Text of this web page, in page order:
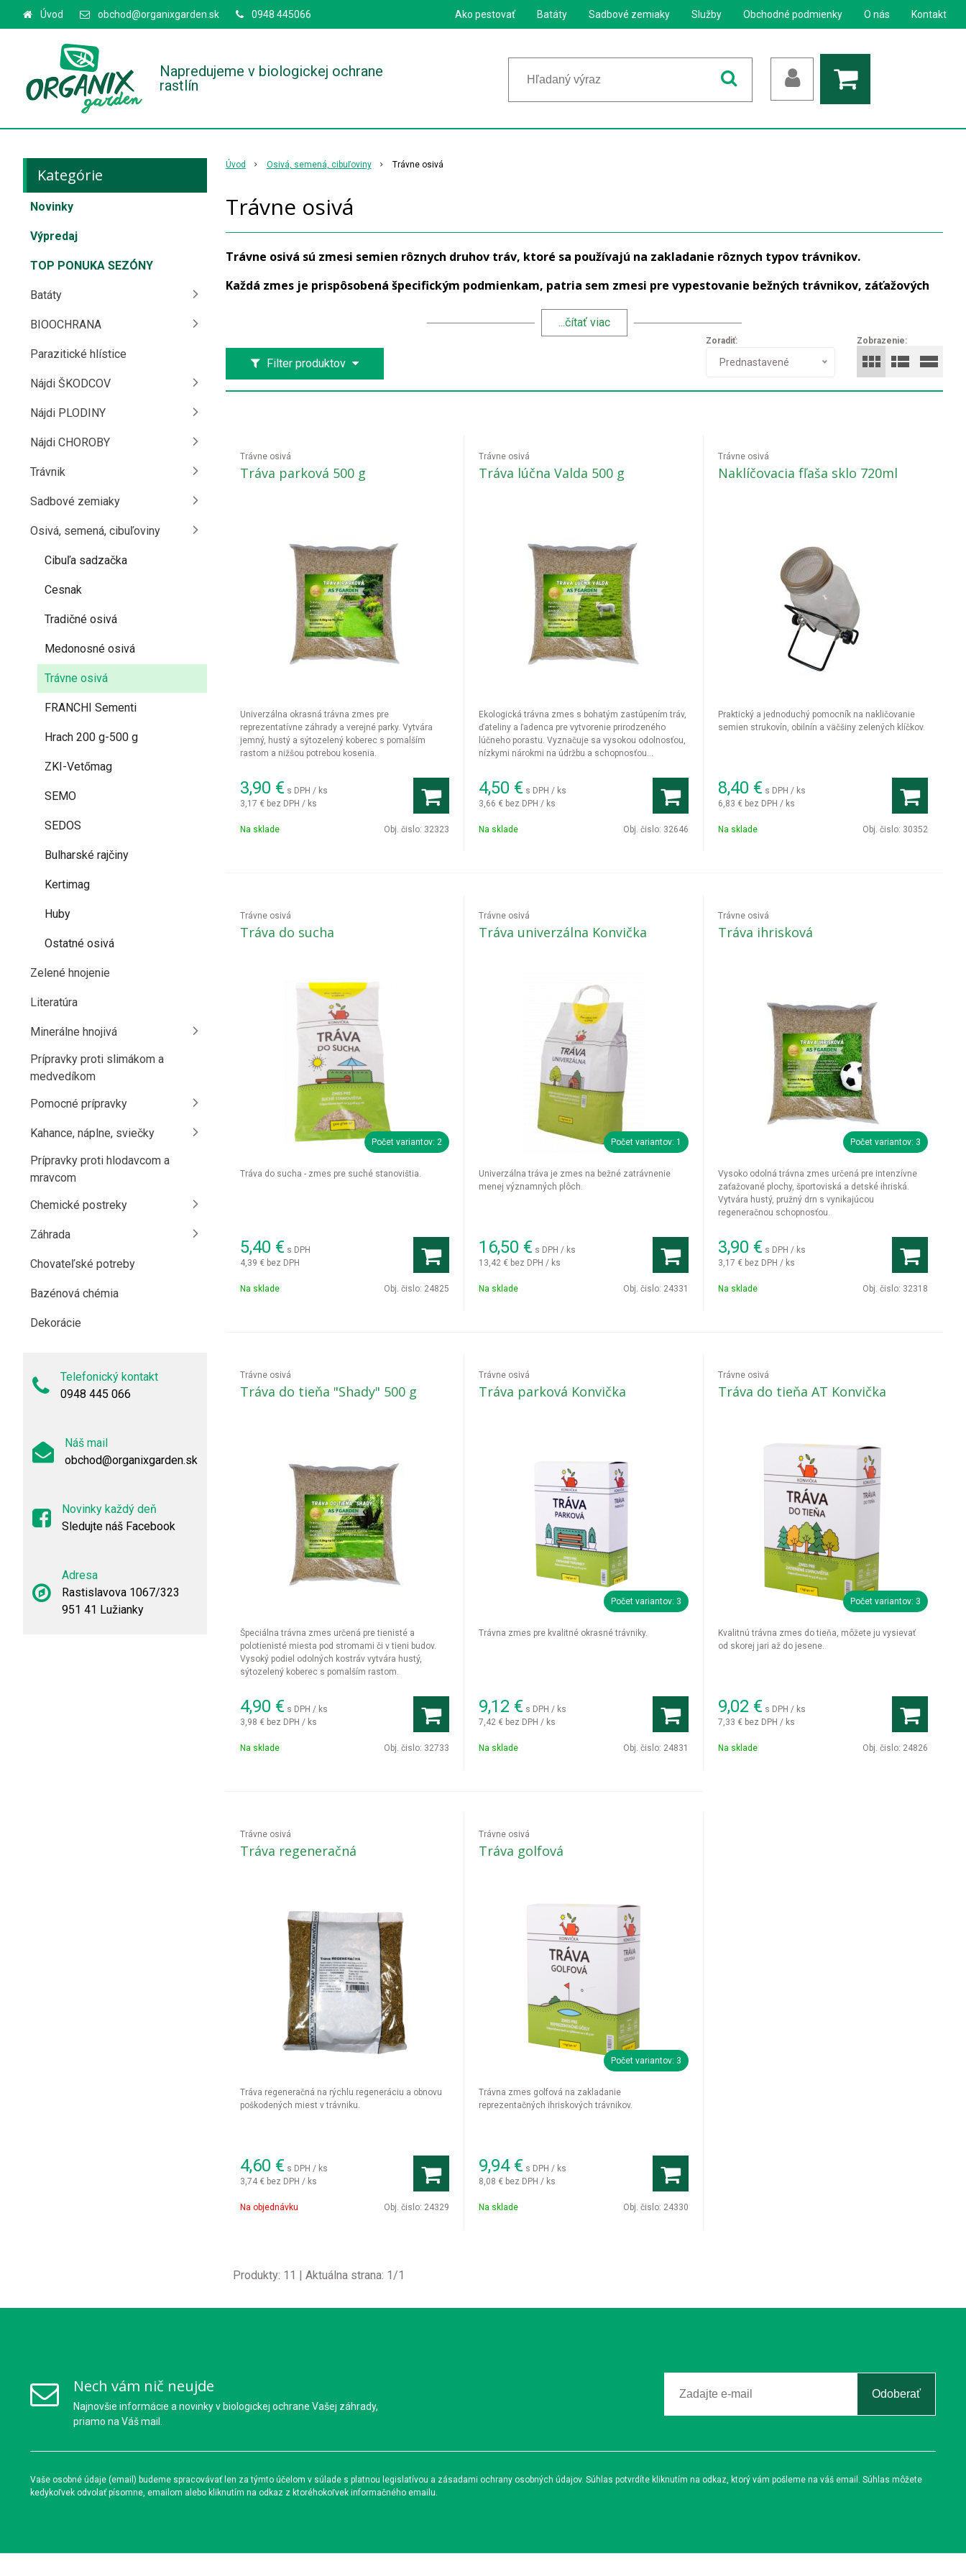
Napredujeme v biologickej ochrane
rastlín
Úvod obchod@organixgarden.sk 0948 445066 Ako pestovať Batáty Sadbové zemiaky Služby Obchodné podmienky O nás Kontakt
Úvod Osivá, semená, cibuľoviny Trávne osivá
Trávne osivá
Trávne osivá sú zmesi semien rôznych druhov tráv, ktoré sa používajú na zakladanie rôznych typov trávnikov.
Každá zmes je prispôsobená špecifickým podmienkam, patria sem zmesi pre vypestovanie bežných trávnikov, záťažových
plôch ako sú ihriská, osivá určené do suchých stanovíšť a tienistých plôch.
...čítať viac
Filter produktov
Zobrazenie:
Zoradiť:
Prednastavené
Trávne osivá
Tráva parková 500 g
Univerzálna okrasná trávna zmes pre
reprezentatívne záhrady a verejné parky. Vytvára
jemný, hustý a sýtozelený koberec s pomalším
rastom a nižšou potrebou kosenia.
3,90 € s DPH / ks
3,17 € bez DPH / ks
Na sklade Obj. čislo: 32323
Trávne osivá
Tráva lúčna Valda 500 g
Ekologická trávna zmes s bohatým zastúpením tráv,
ďateliny a ľadenca pre vytvorenie prirodzeného
lúčneho porastu. Vyznačuje sa vysokou odolnosťou,
nízkymi nárokmi na údržbu a schopnosťou
4,50 € s DPH / ks
3,66 € bez DPH / ks
Na sklade Obj. čislo: 32646
Trávne osivá
Naklíčovacia fľaša sklo 720ml
Praktický a jednoduchý pomocník na nakličovanie
semien strukovín, obilnín a väčšiny zelených klíčkov.
8,40 € s DPH / ks
6,83 € bez DPH / ks
Na sklade Obj. čislo: 30352
Trávne osivá
Tráva do sucha
Počet variantov: 2
Tráva do sucha - zmes pre suché stanovištia.
5,40 € s DPH
4,39 € bez DPH
Na sklade Obj. čislo: 24825
Trávne osivá
Tráva univerzálna Konvička
Počet variantov: 1
Univerzálna tráva je zmes na bežné zatrávnenie
menej významných plôch.
16,50 € s DPH / ks
13,42 € bez DPH / ks
Na sklade Obj. čislo: 24331
Trávne osivá
Tráva ihrisková
Počet variantov: 3
Vysoko odolná trávna zmes určená pre intenzívne
zaťažované plochy, športoviská a detské ihriská.
Vytvára hustý, pružný drn s vynikajúcou
regeneračnou schopnosťou.
3,90 € s DPH / ks
3,17 € bez DPH / ks
Na sklade Obj. čislo: 32318
Trávne osivá
Tráva do tieňa "Shady" 500 g
Špeciálna trávna zmes určená pre tienisté a
polotienisté miesta pod stromami či v tieni budov.
Vysoký podiel odolných kostráv vytvára hustý,
sýtozelený koberec s pomalším rastom.
4,90 € s DPH / ks
3,98 € bez DPH / ks
Na sklade Obj. čislo: 32733
Trávne osivá
Tráva parková Konvička
Počet variantov: 3
Trávna zmes pre kvalitné okrasné trávniky.
9,12 € s DPH / ks
7,42 € bez DPH / ks
Na sklade Obj. čislo: 24831
Trávne osivá
Tráva do tieňa AT Konvička
Počet variantov: 3
Kvalitnú trávna zmes do tieňa, môžete ju vysievať
od skorej jari až do jesene.
9,02 € s DPH / ks
7,33 € bez DPH / ks
Na sklade Obj. čislo: 24826
Trávne osivá
Tráva regeneračná
Tráva regeneračná na rýchlu regeneráciu a obnovu
poškodených miest v trávniku.
4,60 € s DPH / ks
3,74 € bez DPH / ks
Na objednávku Obj. čislo: 24329
Trávne osivá
Tráva golfová
Počet variantov: 3
Trávna zmes golfová na zakladanie
reprezentačných ihriskových trávnikov.
9,94 € s DPH / ks
8,08 € bez DPH / ks
Na sklade Obj. čislo: 24330
Produkty: 11 | Aktuálna strana: 1/1
Kategórie
Novinky
Výpredaj
TOP PONUKA SEZÓNY
Batáty
BIOOCHRANA
Parazitické hlístice
Nájdi ŠKODCOV
Nájdi PLODINY
Nájdi CHOROBY
Trávnik
Sadbové zemiaky
Osivá, semená, cibuľoviny
Cibuľa sadzačka
Cesnak
Tradičné osivá
Medonosné osivá
Trávne osivá
FRANCHI Sementi
Hrach 200 g-500 g
ZKI-Vetőmag
SEMO
SEDOS
Bulharské rajčiny
Kertimag
Huby
Ostatné osivá
Zelené hnojenie
Literatúra
Minerálne hnojivá
Prípravky proti slimákom a
medvedíkom
Pomocné prípravky
Kahance, náplne, sviečky
Prípravky proti hlodavcom a
mravcom
Chemické postreky
Záhrada
Chovateľské potreby
Bazénová chémia
Dekorácie
Telefonický kontakt
0948 445 066
Náš mail
obchod@organixgarden.sk
Novinky každý deň
Sledujte náš Facebook
Adresa
Rastislavova 1067/323
951 41 Lužianky
Nech vám nič neujde
Najnovšie informácie a novinky v biologickej ochrane Vašej záhrady,
priamo na Váš mail.
Odoberať
Vaše osobné údaje (email) budeme spracovávať len za týmto účelom v súlade s platnou legislatívou a zásadami ochrany osobných údajov. Súhlas potvrdíte kliknutím na odkaz, ktorý vám pošleme na váš email. Súhlas môžete
kedykoľvek odvolať písomne, emailom alebo kliknutím na odkaz z ktoréhokoľvek informačného emailu.